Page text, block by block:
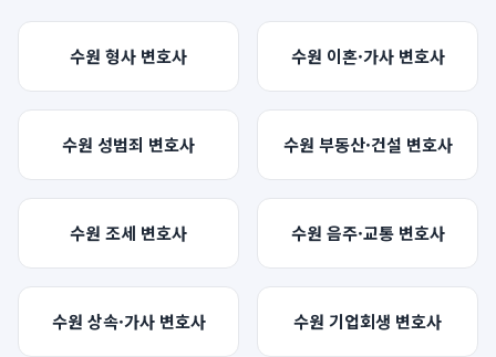
수원 형사 변호사 수원 이혼·가사변호사
수원 성범죄 변호사 수원 부동산·건설 변호사
수원 조세 변호사 수원 음주·교통변호사
수원 상속·가사변호사 수원 기업회생 변호사